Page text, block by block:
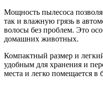
Мощность пылесоса
так и влажную грязь в
волосы без проблем. Это
домашних животных.
Компактный размер и
удобным для хранения и
места и легко помещается в